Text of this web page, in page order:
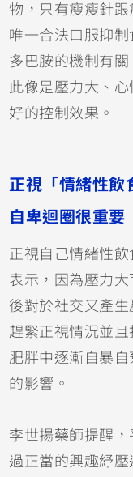
物，只有瘦瘦針
唯一合法口服抑
多巴胺的機制有
此像是壓力大、
好的控制效果。
正視「情緒性飲
自卑迴圈很重要
正視自己情緒性
表示，因為壓力
後對於社交又產
趕緊正視情況並
肥胖中逐漸自暴
的影響。
李世揚藥師提醒
過正當的興趣紓